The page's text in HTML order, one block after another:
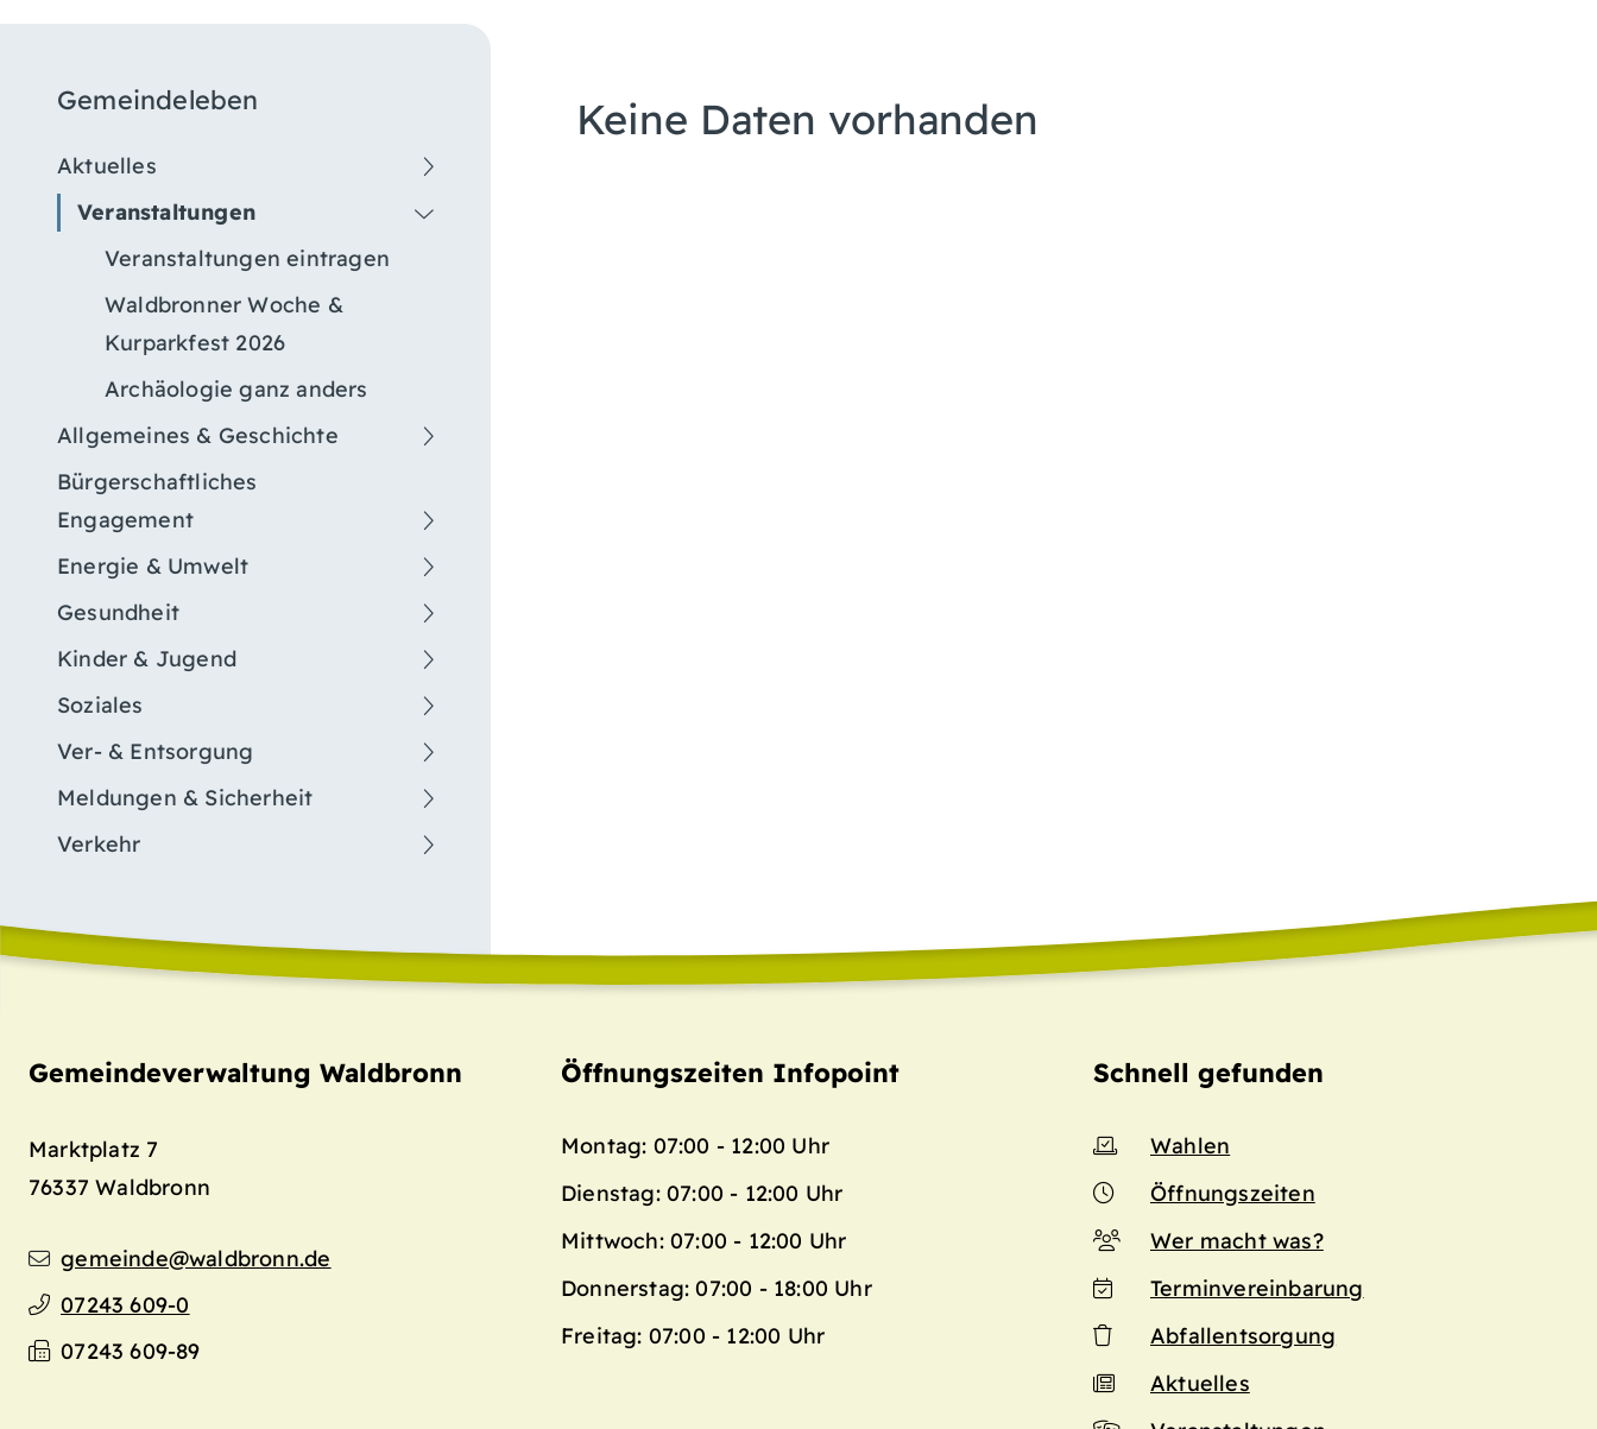
Gemeindeleben
Aktuelles
Veranstaltungen
Veranstaltungen eintragen
Waldbronner Woche &
Kurparkfest 2026
Archäologie ganz anders
Allgemeines & Geschichte
Bürgerschaftliches
Engagement
Energie & Umwelt
Gesundheit
Kinder & Jugend
Soziales
Ver- & Entsorgung
Meldungen & Sicherheit
Verkehr
Keine Daten vorhanden
Gemeindeverwaltung Waldbronn
Marktplatz 7
76337 Waldbronn
gemeinde@waldbronn.de
07243 609-0
07243 609-89
Öffnungszeiten Infopoint
Montag: 07:00 - 12:00 Uhr
Dienstag: 07:00 - 12:00 Uhr
Mittwoch: 07:00 - 12:00 Uhr
Donnerstag: 07:00 - 18:00 Uhr
Freitag: 07:00 - 12:00 Uhr
Schnell gefunden
Wahlen
Öffnungszeiten
Wer macht was?
Terminvereinbarung
Abfallentsorgung
Aktuelles